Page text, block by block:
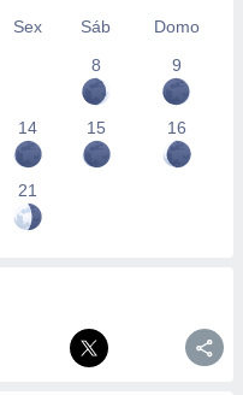
Sex Sáb
Domo
8
9
14 15 16
21